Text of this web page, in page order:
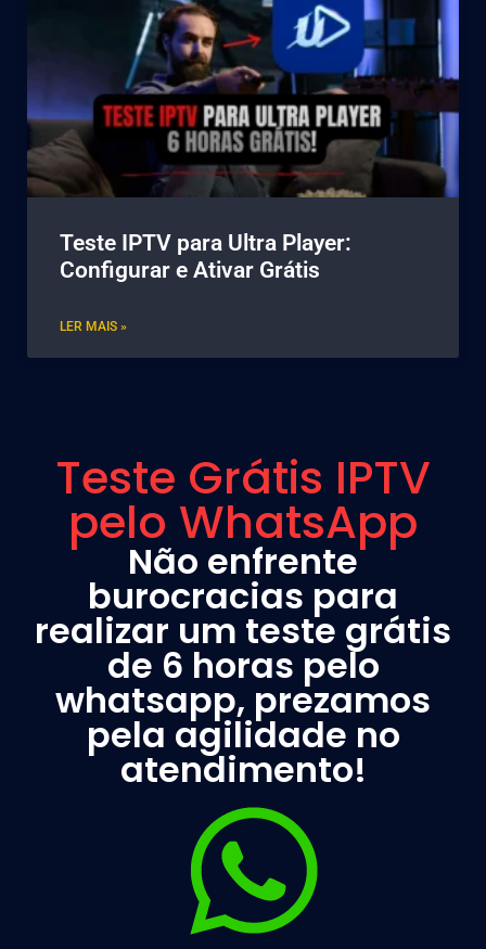
Teste IPTV para Ultra Player:
Configurar e Ativar Grátis
LER MAIS »
Teste Grátis IPTV
pelo WhatsApp
Não enfrente
burocracias para
realizar um teste grátis
de 6 horas pelo
whatsapp, prezamos
pela agilidade no
atendimento!